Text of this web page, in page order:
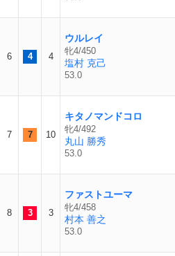
6 4 4
ウルレイ
牝4/450
塩村 克己
53.0
7 7 10
キタノマンドコロ
牝4/492
丸山 勝秀
53.0
8 3 3
ファストユーマ
牝4/458
村本 善之
53.0